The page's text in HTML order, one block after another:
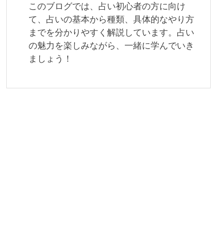
このブログでは、占い初心者の方に向け
て、占いの基本から種類、具体的なやり方
までを分かりやすく解説しています。占い
の魅力を楽しみながら、一緒に学んでいき
ましょう！